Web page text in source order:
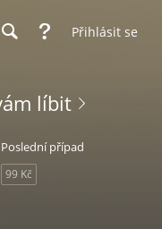
Přihlásit se
líbit
Poslední případ
99 Kč